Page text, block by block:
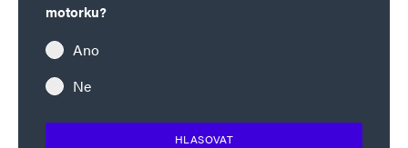
motorku?
Ano
Ne
HLASOVAT